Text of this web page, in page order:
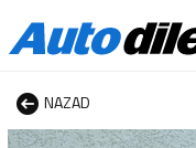
NAZAD